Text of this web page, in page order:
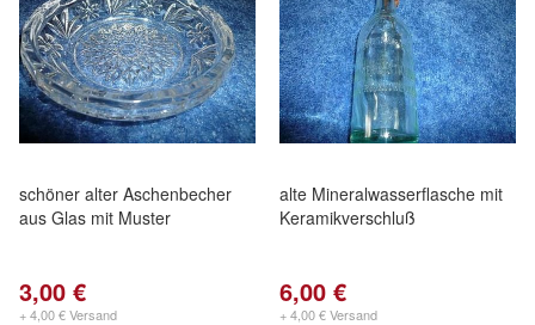
schöner alter Aschenbecher
aus Glas mit Muster
3,00 €
+ 4,00 € Versand
alte Mineralwasserflasche mit
Keramikverschluß
6,00 €
+ 4,00 € Versand